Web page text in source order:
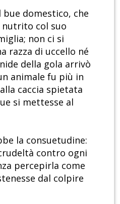
domestico, che
nutrito col suo
non ci si
razza di uccello né
della gola arrivò
animale fu più in
caccia spietata
si mettesse al
la consuetudine:
contro ogni
percepirla come
dal colpire